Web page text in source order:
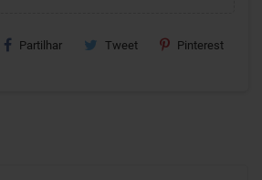
Partilhar Tweet Pinterest